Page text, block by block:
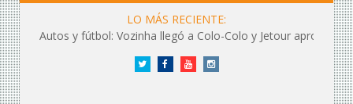
LO MÁS RECIENTE:
Autos y fútbol: Vozinha llegó a Colo-Colo y Jetour aprovechó los flashes
Twitter FacebookYouTubeInstagram